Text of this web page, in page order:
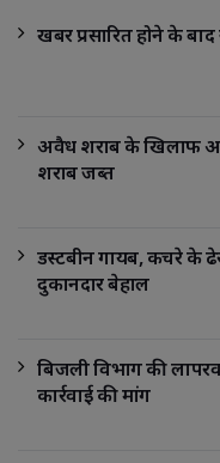
खबर प्रसारित होने के
अवैध शराब के खिलाफ
शराब जब्त
डस्टबीन गायब, कचरे के
दुकानदार बेहाल
बिजली विभाग की
कार्रवाई की मांग